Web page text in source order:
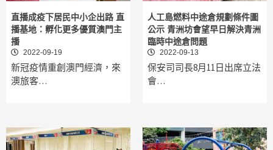
直播成疫下居民中小企出路 直
播基地：孵化更多優質澳門主
播
2022-09-19
新冠疫情重創澳門經濟，來
澳旅客…
人工島燃料中途倉規劃條件圖
公示 青洲坊會望早日解決青洲
臨時中途倉問題
2022-09-13
保安司司長8月11日出席立法
會…